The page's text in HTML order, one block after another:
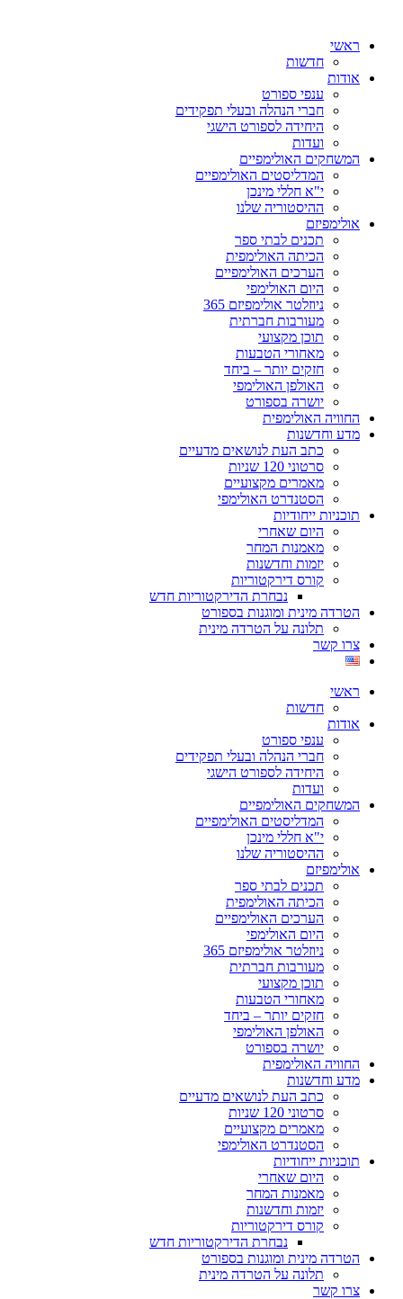
ראשי
חדשות
אודות
ענפי ספורט
חברי הנהלה ובעלי תפקידים
היחידה לספורט הישגי
ועדות
המשחקים האולימפיים
המדליסטים האולימפיים
י"א חללי מינכן
ההיסטוריה שלנו
אולימפיזם
תכנים לבתי ספר
הכיתה האולימפית
הערכים האולימפיים
היום האולימפי
ניוזלטר אולימפיזם 365
מעורבות חברתית
תוכן מקצועי
מאחורי הטבעות
חזקים יותר – ביחד
האולפן האולימפי
יושרה בספורט
החוויה האולימפית
מדע וחדשנות
כתב העת לנושאים מדעיים
סרטוני 120 שניות
מאמרים מקצועיים
הסטנדרט האולימפי
תוכניות ייחודיות
היום שאחרי
מאמנות המחר
יזמות וחדשנות
קורס דירקטוריות
נבחרת הדירקטוריות חדש
הטרדה מינית ומוגנות בספורט
תלונה על הטרדה מינית
צרו קשר
ראשי
חדשות
אודות
ענפי ספורט
חברי הנהלה ובעלי תפקידים
היחידה לספורט הישגי
ועדות
המשחקים האולימפיים
המדליסטים האולימפיים
י"א חללי מינכן
ההיסטוריה שלנו
אולימפיזם
תכנים לבתי ספר
הכיתה האולימפית
הערכים האולימפיים
היום האולימפי
ניוזלטר אולימפיזם 365
מעורבות חברתית
תוכן מקצועי
מאחורי הטבעות
חזקים יותר – ביחד
האולפן האולימפי
יושרה בספורט
החוויה האולימפית
מדע וחדשנות
כתב העת לנושאים מדעיים
סרטוני 120 שניות
מאמרים מקצועיים
הסטנדרט האולימפי
תוכניות ייחודיות
היום שאחרי
מאמנות המחר
יזמות וחדשנות
קורס דירקטוריות
נבחרת הדירקטוריות חדש
הטרדה מינית ומוגנות בספורט
תלונה על הטרדה מינית
צרו קשר